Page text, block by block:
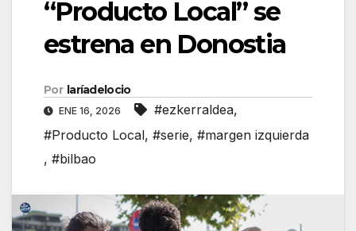
“Producto Local” se
estrena en Donostia
Por laríadelocio
ENE 16, 2026 #ezkerraldea,
#Producto Local, #serie, #margen izquierda
, #bilbao